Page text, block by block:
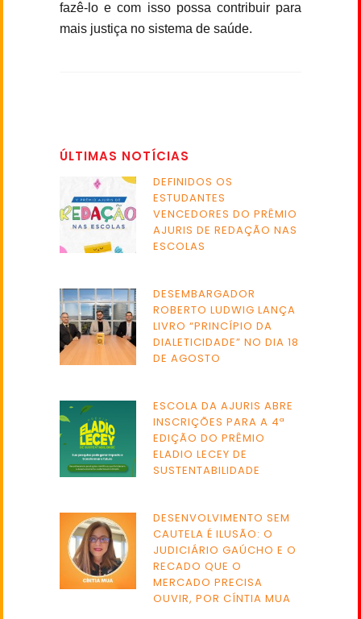
fazê-lo e com isso possa contribuir para
mais justiça no sistema de saúde.
ÚLTIMAS NOTÍCIAS
DEFINIDOS OS
ESTUDANTES
VENCEDORES DO PRÊMIO
AJURIS DE REDAÇÃO NAS
ESCOLAS
DESEMBARGADOR
ROBERTO LUDWIG LANÇA
LIVRO “PRINCÍPIO DA
DIALETICIDADE” NO DIA 18
DE AGOSTO
ESCOLA DA AJURIS ABRE
INSCRIÇÕES PARA A 4ª
EDIÇÃO DO PRÊMIO
ELADIO LECEY DE
SUSTENTABILIDADE
DESENVOLVIMENTO SEM
CAUTELA É ILUSÃO: O
JUDICIÁRIO GAÚCHO E O
RECADO QUE O
MERCADO PRECISA
OUVIR, POR CÍNTIA MUA